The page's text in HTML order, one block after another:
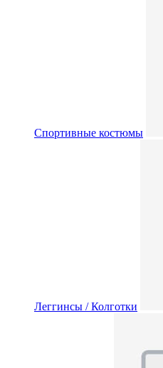
Спортивные костюмы
Леггинсы / Колготки